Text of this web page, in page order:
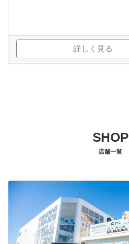
詳しく見る
SHOP
店舗一覧